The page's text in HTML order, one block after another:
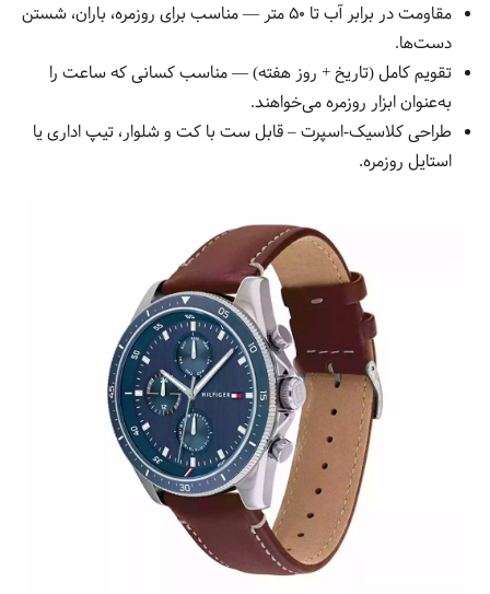
مقاومت در برابر آب تا ۵۰ متر — مناسب برای روزمره، باران، شستن
دست‌ها.
تقویم کامل (تاریخ + روز هفته) — مناسب کسانی که ساعت را
به‌عنوان ابزار روزمره می‌خواهند.
طراحی کلاسیک-اسپرت – قابل ست با کت و شلوار، تیپ اداری یا
استایل روزمره.